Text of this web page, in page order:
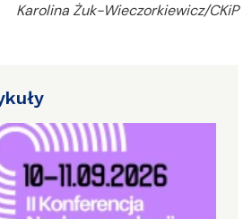
Karolina Żuk-Wieczorkiewicz/CKiP